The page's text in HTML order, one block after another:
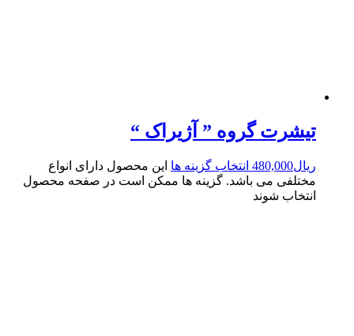
تیشرت گروه ” آژیراک “
ریال480,000 انتخاب گزینه ها این محصول دارای انواع
مختلفی می باشد. گزینه ها ممکن است در صفحه محصول
انتخاب شوند